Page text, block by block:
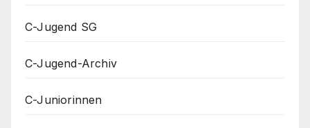
C-Jugend SG
C-Jugend-Archiv
C-Juniorinnen